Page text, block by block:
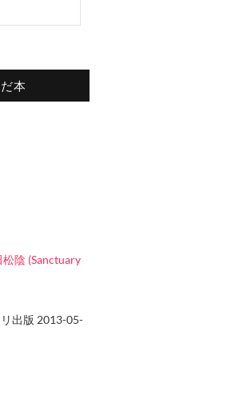
本
陰 (Sanctuary
出版 2013-05-